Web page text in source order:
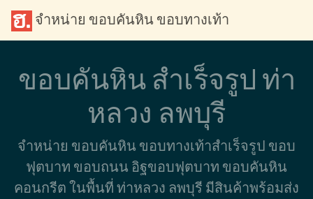
จำหน่าย ขอบคันหิน ขอบทางเท้า
ขอบคันหิน สำเร็จรูป ท่า
หลวง ลพบุรี
จำหน่าย ขอบคันหิน ขอบทางเท้าสำเร็จรูป ขอบ
ฟุตบาท ขอบถนน อิฐขอบฟุตบาท ขอบคันหิน
คอนกรีต ในพื้นที่ ท่าหลวง ลพบุรี มีสินค้าพร้อมส่ง